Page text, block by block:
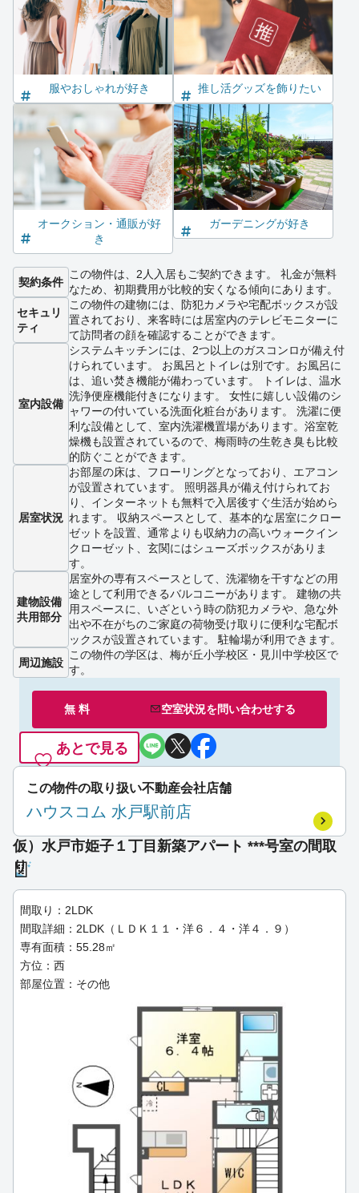
服やおしゃれが好き 推し活グッズを飾りたい
オークション・通販が好
き
ガーデニングが好き
契約条件
この物件は、2人入居もご契約できます。 礼金が無料
なため、初期費用が比較的安くなる傾向にあります。
セキュリ
ティ
この物件の建物には、防犯カメラや宅配ボックスが設
置されており、来客時には居室内のテレビモニターに
て訪問者の顔を確認することができます。
室内設備
システムキッチンには、2つ以上のガスコンロが備え付
けられています。 お風呂とトイレは別です。お風呂に
は、追い焚き機能が備わっています。 トイレは、温水
洗浄便座機能付きになります。 女性に嬉しい設備のシ
ャワーの付いている洗面化粧台があります。 洗濯に便
利な設備として、室内洗濯機置場があります。浴室乾
燥機も設置されているので、梅雨時の生乾き臭も比較
的防ぐことができます。
居室状況
お部屋の床は、フローリングとなっており、エアコン
が設置されています。 照明器具が備え付けられてお
り、インターネットも無料で入居後すぐ生活が始めら
れます。 収納スペースとして、基本的な居室にクロー
ゼットを設置、通常よりも収納力の高いウォークイン
クローゼット、玄関にはシューズボックスがありま
す。
建物設備
共用部分
居室外の専有スペースとして、洗濯物を干すなどの用
途として利用できるバルコニーがあります。 建物の共
用スペースに、いざという時の防犯カメラや、急な外
出や不在がちのご家庭の荷物受け取りに便利な宅配ボ
ックスが設置されています。 駐輪場が利用できます。
周辺施設
この物件の学区は、梅が丘小学校区・見川中学校区で
す。
無 料 空室状況を問い合わせする
あとで見る
この物件の取り扱い不動産会社店舗
ハウスコム 水戸駅前店
仮）水戸市姫子１丁目新築アパート ***号室の間取
り
間取り：2LDK
間取詳細：2LDK（ＬＤＫ１１・洋６．４・洋４．９）
専有面積：55.28㎡
方位：西
部屋位置：その他